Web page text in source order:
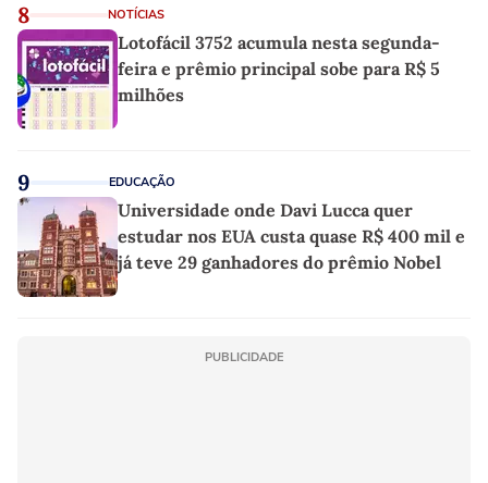
8 NOTÍCIAS
Lotofácil 3752 acumula nesta segunda-
feira e prêmio principal sobe para R$ 5
milhões
9 EDUCAÇÃO
Universidade onde Davi Lucca quer
estudar nos EUA custa quase R$ 400 mil e
já teve 29 ganhadores do prêmio Nobel
PUBLICIDADE